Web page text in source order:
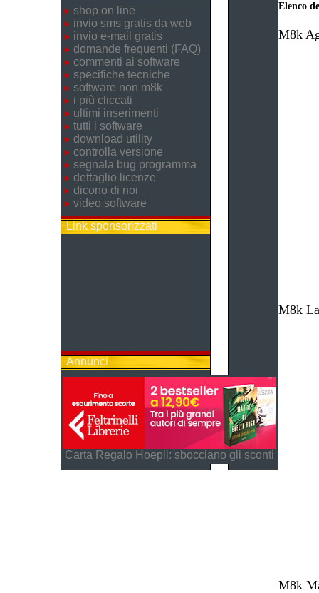
shop on line
invio sms gratis da web
invio e-mail gratis
domande frequenti (FAQ)
commenti ai software
specifiche tecniche
software non m8k
i più cliccati
ultimi inserimenti
tutti i software
download utility
controlla versione
segnala bug programma
dettaglio licenze
dicono di noi
video software
Link sponsorizzati
Annunci
Carta Regalo Hoepli: sbocciano gli sconti
Elenco
M8k
M8k
M8k